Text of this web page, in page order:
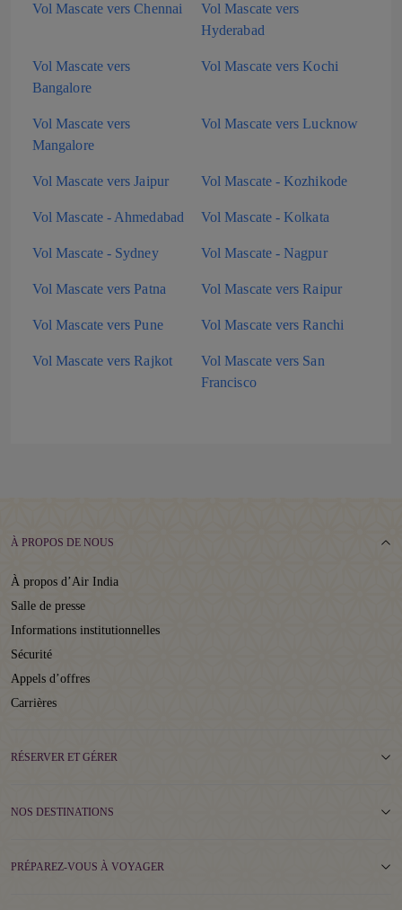
Vol Mascate vers Chennai
Vol Mascate vers
Hyderabad
Vol Mascate vers
Bangalore
Vol Mascate vers Kochi
Vol Mascate vers
Mangalore
Vol Mascate vers Lucknow
Vol Mascate vers Jaipur Vol Mascate - Kozhikode
Vol Mascate - Ahmedabad Vol Mascate - Kolkata
Vol Mascate - Sydney Vol Mascate - Nagpur
Vol Mascate vers Patna Vol Mascate vers Raipur
Vol Mascate vers Pune Vol Mascate vers Ranchi
Vol Mascate vers Rajkot
Vol Mascate vers San
Francisco
À PROPOS DE NOUS
À propos d’Air India
Salle de presse
Informations institutionnelles
Sécurité
Appels d’offres
Carrières
RÉSERVER ET GÉRER
NOS DESTINATIONS
PRÉPAREZ-VOUS À VOYAGER